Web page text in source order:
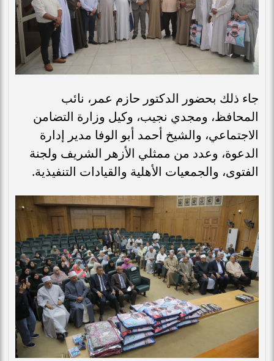
جاء ذلك بحضور الدكتور حازم عمر، نائب
المحافظ، ومجدي نجيب، وكيل وزارة التضامن
الاجتماعي، والشيخ أحمد أبو الوفا مدير إدارة
الدعوة، وعدد من ممثلي الأزهر الشريف ولجنة
الفتوى، والجمعيات الأهلية والقيادات التنفيذية.